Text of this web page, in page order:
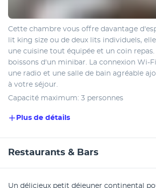
Cette chambre vous offre davantage
lit king size ou de deux lits individuels,
une cuisine tout équipée et un coin
boissons d'un minibar. La connexion Wi-
une radio et une salle de bain agréable
à votre séjour.
Capacité maximum: 3 personnes
Plus de détails
Restaurants & Bars
Un délicieux petit déjeuner continental